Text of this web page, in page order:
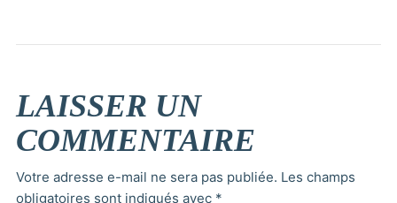
LAISSER UN
COMMENTAIRE
Votre adresse e-mail ne sera pas publiée. Les champs
obligatoires sont indiqués avec *